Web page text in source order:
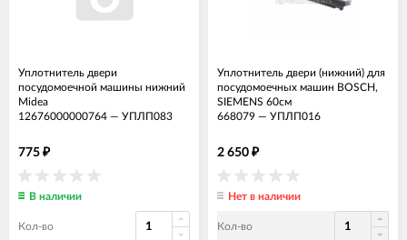
Уплотнитель двери
посудомоечной машины нижний
Midea
12676000000764 — УПЛП083
775 ₽
В наличии
Кол-во
Уплотнитель двери (нижний) для
посудомоечных машин BOSCH,
SIEMENS 60см
668079 — УПЛП016
2 650 ₽
Нет в наличии
Кол-во